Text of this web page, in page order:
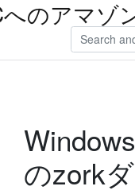
のアマゾ
のzork